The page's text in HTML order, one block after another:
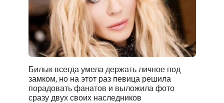
Билык всегда умела держать личное под
замком, но на этот раз певица решила
порадовать фанатов и выложила фото
сразу двух своих наследников